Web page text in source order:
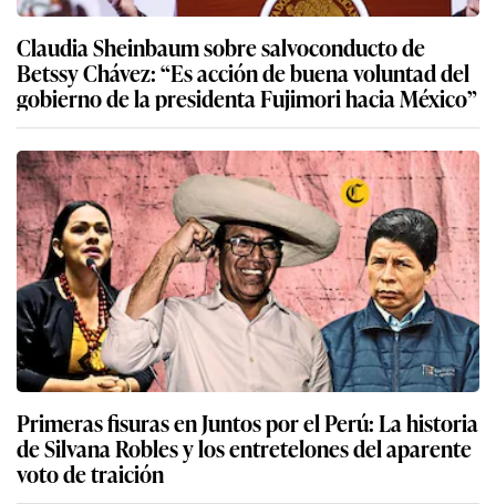
Claudia Sheinbaum sobre salvoconducto de
Betssy Chávez: “Es acción de buena voluntad del
gobierno de la presidenta Fujimori hacia México”
Primeras fisuras en Juntos por el Perú: La historia
de Silvana Robles y los entretelones del aparente
voto de traición